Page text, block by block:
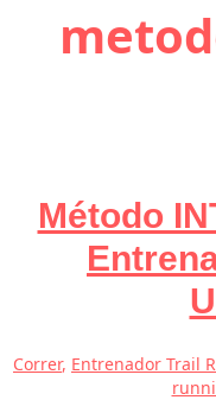
Método
Correr, Entrenador Trail